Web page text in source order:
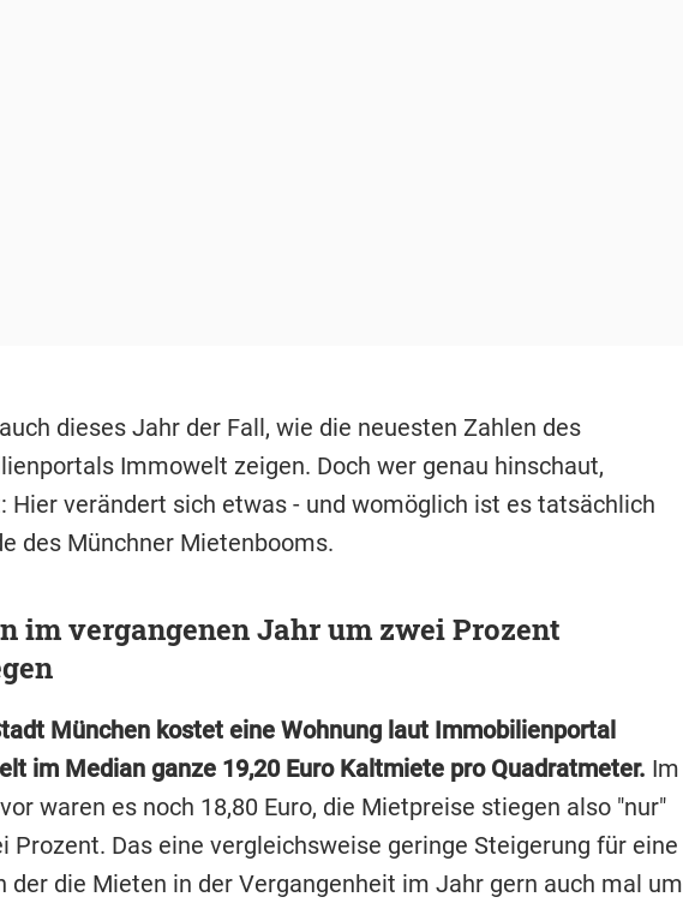
dieses Jahr der Fall, wie die neuesten Zahlen des
Immowelt zeigen. Doch wer genau hinschaut,
Hier verändert sich etwas - und womöglich ist es tatsächlich
des Münchner Mietenbooms.
im vergangenen Jahr um zwei Prozent
München kostet eine Wohnung laut Immobilienportal
im Median ganze 19,20 Euro Kaltmiete pro Quadratmeter. Im
waren es noch 18,80 Euro, die Mietpreise stiegen also "nur"
Prozent. Das eine vergleichsweise geringe Steigerung für eine
der die Mieten in der Vergangenheit im Jahr gern auch mal um